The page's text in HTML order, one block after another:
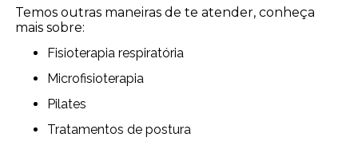
Temos outras maneiras de te atender, conheça
mais sobre:
Fisioterapia respiratória
Microfisioterapia
Pilates
Tratamentos de postura